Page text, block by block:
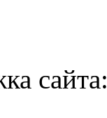
сайта: